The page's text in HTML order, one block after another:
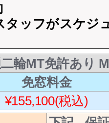
タッフがスケジ
輪MT免許あり
免窓料金
¥155,100(税込)